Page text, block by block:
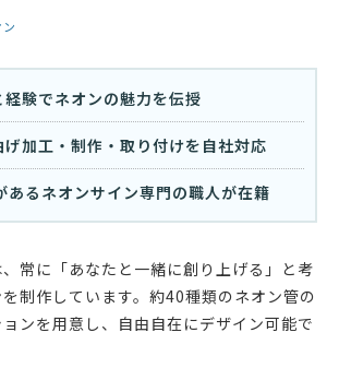
経験でネオンの魅力を伝授
げ加工・制作・取り付けを自社対応
あるネオンサイン専門の職人が在籍
常に「あなたと一緒に創り上げる」と考
制作しています。約40種類のネオン管の
ンを用意し、自由自在にデザイン可能で